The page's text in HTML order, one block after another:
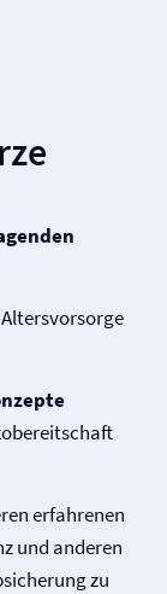
erfahrenen
und anderen
zu